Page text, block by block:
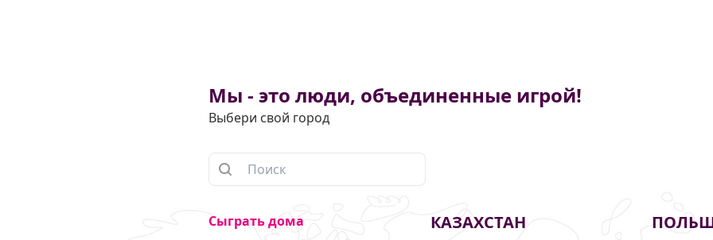
Мы - это люди, объединенные игрой!
Выбери свой город
Сыграть дома КАЗАХСТАН